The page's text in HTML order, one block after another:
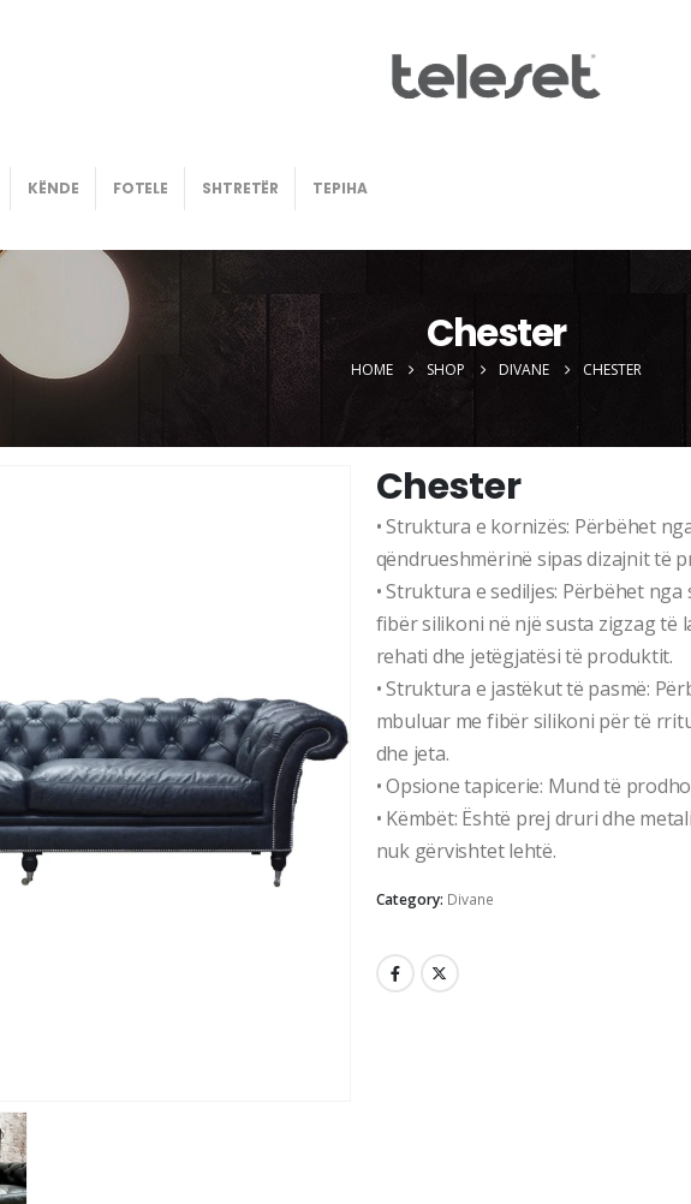
KËNDE FOTELE SHTRETËR TEPIHA
Chester
HOME SHOP DIVANE CHESTER
Chester
• Struktura e kornizës: Përbëhet
qëndrueshmërinë sipas dizajnit të
• Struktura e sediljes: Përbëhet
fibër silikoni në një susta zigzag të
rehati dhe jetëgjatësi të produktit.
• Struktura e jastëkut të pasmë:
mbuluar me fibër silikoni për të
dhe jeta.
• Opsione tapicerie: Mund të
• Këmbët: Është prej druri dhe
nuk gërvishtet lehtë.
Category: Divane